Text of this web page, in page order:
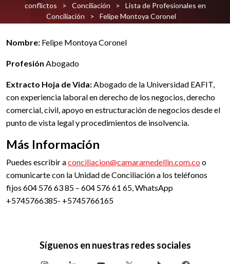
conflictos
> Conciliación >
Lista de Profesionales en
Conciliación
> Felipe Montoya Coronel
Nombre: Felipe Montoya Coronel
Profesión Abogado
Extracto Hoja de Vida:Abogado de la Universidad EAFIT,
con experiencia laboral en derecho de los negocios, derecho
comercial, civil, apoyo en estructuración de negocios desde el
punto de vista legal y procedimientos de insolvencia.
Más Información
Puedes escribir aconciliacion@camaramedellin.com.co o
comunicarte con la Unidad de Conciliación a los teléfonos
fijos 604 576 63 85 – 604 576 61 65, WhatsApp
+5745766385- +5745766165
Síguenos en nuestras redes sociales